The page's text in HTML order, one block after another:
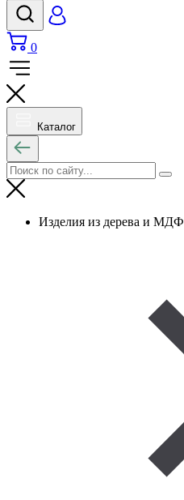
0
Каталог
Изделия из дерева и МДФ